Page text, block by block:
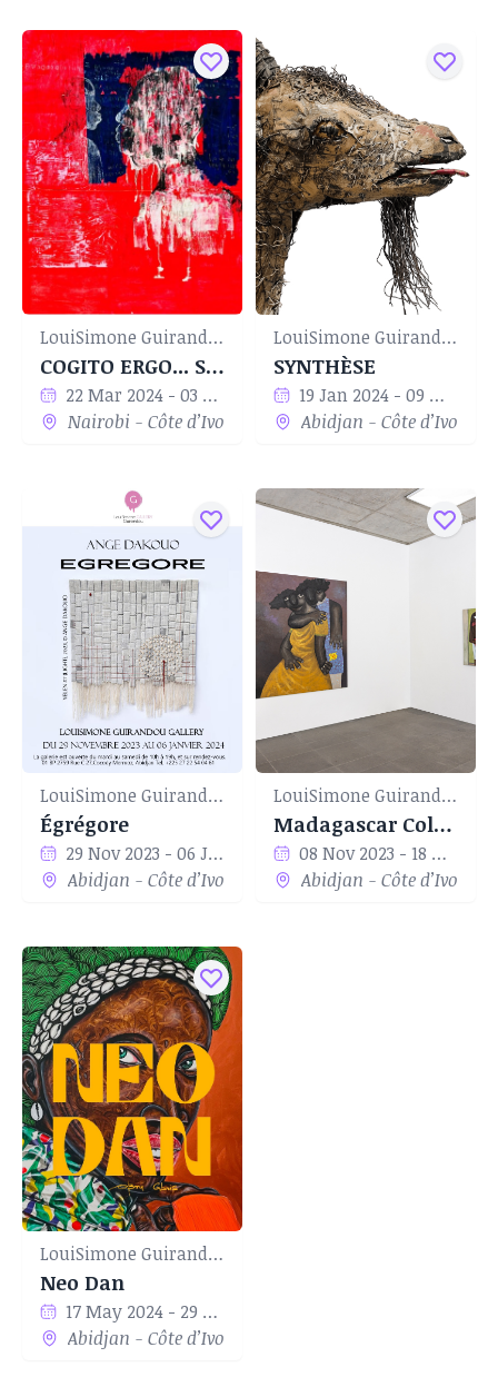
LouiSimone Guirandou Gallery
COGITO ERGO... SEUM
22 Mar 2024 - 03 May 2024
Nairobi - Côte d’Ivoire
LouiSimone Guirandou Gallery
SYNTHÈSE
19 Jan 2024 - 09 Mar 2024
Abidjan - Côte d’Ivoire
LouiSimone Guirandou Gallery
Égrégore
29 Nov 2023 - 06 Jan 2024
Abidjan - Côte d’Ivoire
LouiSimone Guirandou Gallery
Madagascar Collection
08 Nov 2023 - 18 Nov 2023
Abidjan - Côte d’Ivoire
LouiSimone Guirandou Gallery
Neo Dan
17 May 2024 - 29 Jun 2024
Abidjan - Côte d’Ivoire